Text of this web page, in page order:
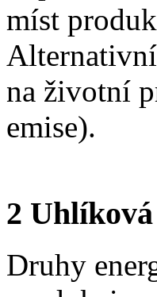
míst
na životní
emise).
2
Druhy